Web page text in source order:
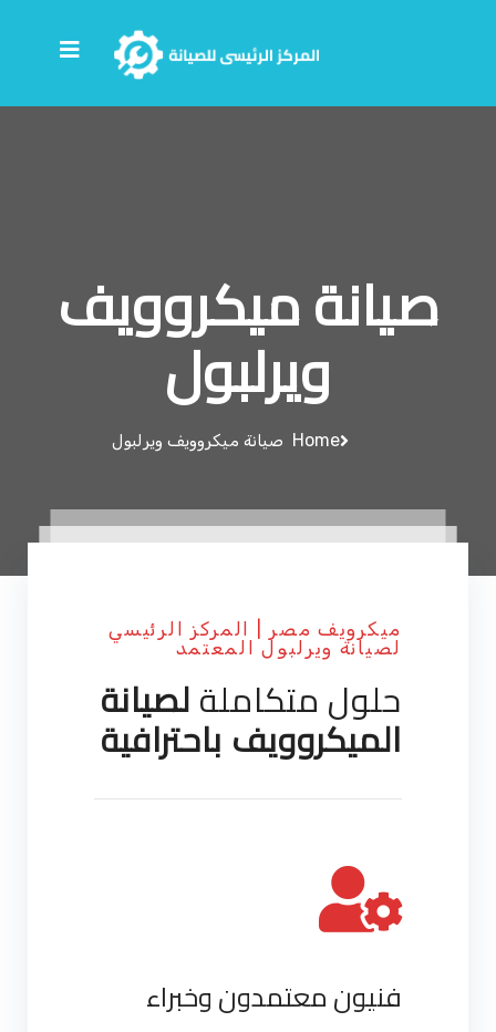
صيانة ميكروويف
ويرلبول
Home صيانة ميكروويف ويرلبول
ميكرويف مصر | المركز الرئيسي
لصيانة ويرلبول المعتمد
حلول متكاملةلصيانة
الميكروويف باحترافية
فنيون معتمدون وخبراء